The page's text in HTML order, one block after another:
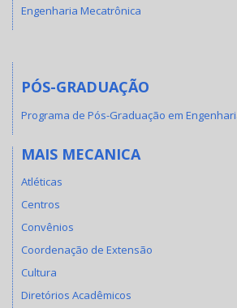
Engenharia Mecatrônica
PÓS-GRADUAÇÃO
Programa de Pós-Graduação em
MAIS MECANICA
Atléticas
Centros
Convênios
Coordenação de Extensão
Cultura
Diretórios Acadêmicos